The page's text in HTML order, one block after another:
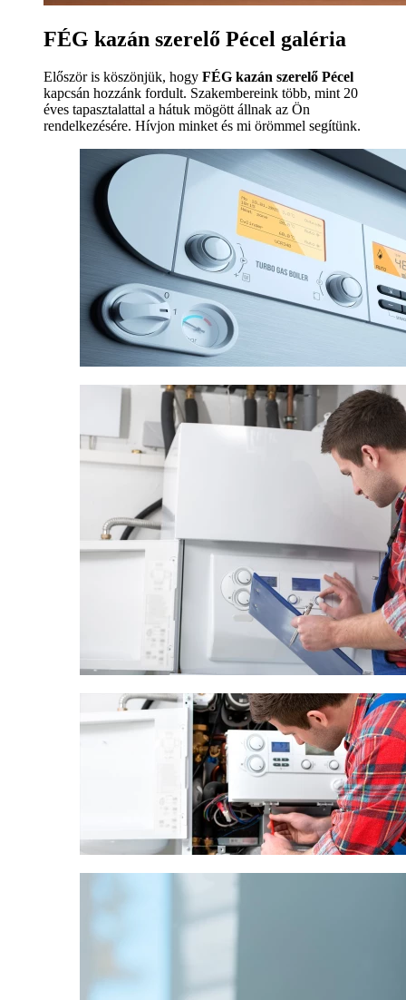
FÉG kazán szerelő Pécel galéria
Először is köszönjük, hogy FÉG kazán szerelő Pécel
kapcsán hozzánk fordult. Szakembereink több, mint 20
éves tapasztalattal a hátuk mögött állnak az Ön
rendelkezésére. Hívjon minket és mi örömmel segítünk.